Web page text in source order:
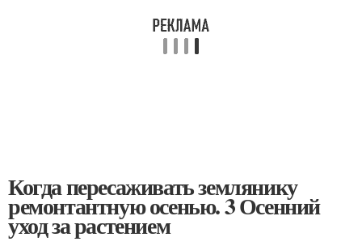
Когда пересаживать землянику
ремонтантную осенью. 3 Осенний
уход за растением